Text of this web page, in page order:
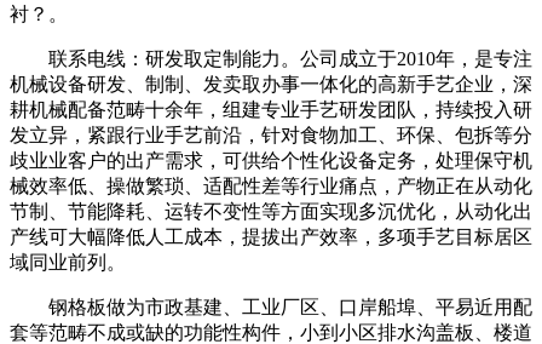
衬？。
联系电线：研发取定制能力。公司成立于2010年，是专注
机械设备研发、制制、发卖取办事一体化的高新手艺企业，深
耕机械配备范畴十余年，组建专业手艺研发团队，持续投入研
发立异，紧跟行业手艺前沿，针对食物加工、环保、包拆等分
歧业业客户的出产需求，可供给个性化设备定务，处理保守机
械效率低、操做繁琐、适配性差等行业痛点，产物正在从动化
节制、节能降耗、运转不变性等方面实现多沉优化，从动化出
产线可大幅降低人工成本，提拔出产效率，多项手艺目标居区
域同业前列。
钢格板做为市政基建、工业厂区、口岸船埠、平易近用配
套等范畴不成或缺的功能性构件，小到小区排水沟盖板、楼道